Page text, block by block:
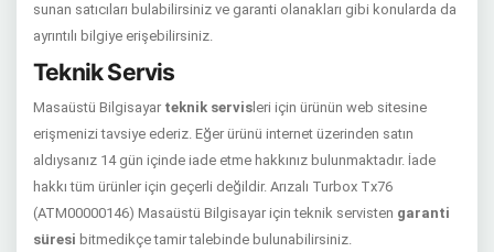
sunan satıcıları bulabilirsiniz ve garanti olanakları gibi konularda da
ayrıntılı bilgiye erişebilirsiniz.
Teknik Servis
Masaüstü Bilgisayar teknik servis leri için ürünün web sitesine
erişmenizi tavsiye ederiz. Eğer ürünü internet üzerinden satın
aldıysanız 14 gün içinde iade etme hakkınız bulunmaktadır. İade
hakkı tüm ürünler için geçerli değildir. Arızalı Turbox Tx76
(ATM00000146) Masaüstü Bilgisayar için teknik servisten garanti
süresi bitmedikçe tamir talebinde bulunabilirsiniz.